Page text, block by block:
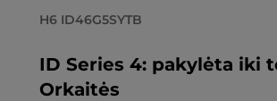
H6 ID46G5SYTB
ID Series 4: pakylėta iki
Orkaitės